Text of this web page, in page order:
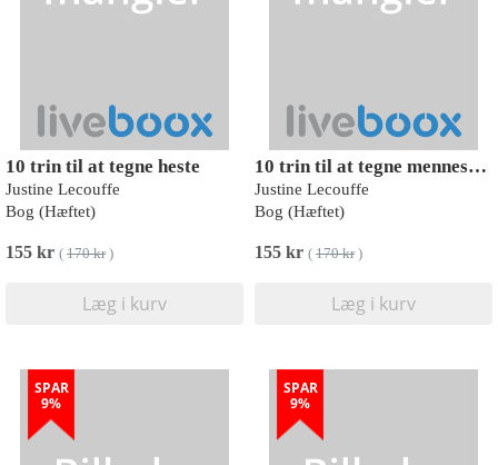
10 trin til at tegne heste
Justine Lecouffe
Bog (Hæftet)
155 kr ( 170 kr)
Læg i kurv
10 trin til at tegne mennesker
Justine Lecouffe
Bog (Hæftet)
155 kr ( 170 kr)
Læg i kurv
SPAR
9%
SPAR
9%